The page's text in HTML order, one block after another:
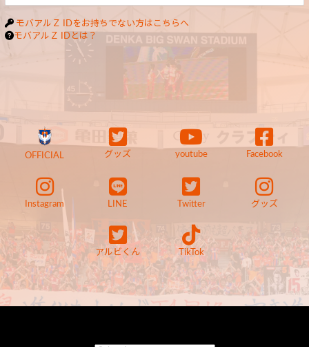
モバアルＺ IDをお持ちでない方はこちらへ
モバアルＺ IDとは？
OFFICIAL グッズ youtube Facebook
Instagram LINE Twitter グッズ
アルビくん TikTok